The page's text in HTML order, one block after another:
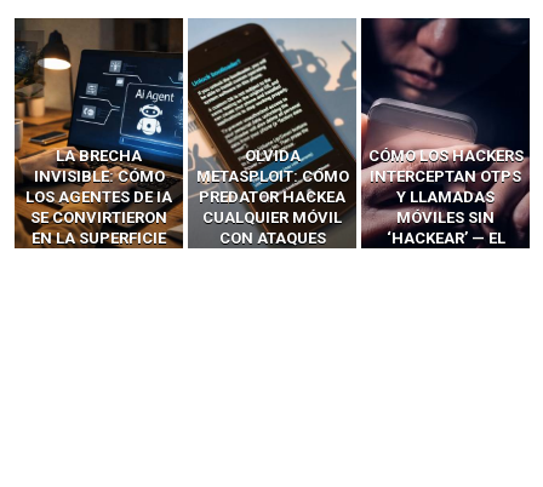
LA BRECHA
INVISIBLE: CÓMO
LOS AGENTES DE IA
SE CONVIRTIERON
EN LA SUPERFICIE
OLVIDA
METASPLOIT: CÓMO
PREDATOR HACKEA
CUALQUIER MÓVIL
CON ATAQUES
CÓMO LOS HACKERS
INTERCEPTAN OTPS
Y LLAMADAS
MÓVILES SIN
‘HACKEAR’ — EL